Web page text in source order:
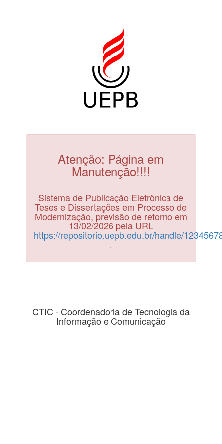
Atenção: Página em
Manutenção!!!!
Sistema de Publicação Eletrônica de
Teses e Dissertações em Processo de
Modernização, previsão de retorno em
13/02/2026 pela URL
https://repositorio.uepb.edu.br/handle/
.
CTIC - Coordenadoria de Tecnologia da
Informação e Comunicação